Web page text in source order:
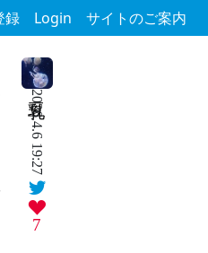
録 Login サイトのご案内
2026.4.6 19:27
7